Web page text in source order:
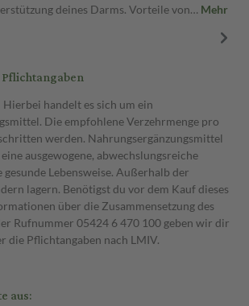
deines Darms. Vorteile von… Mehr
handelt es sich um ein
Die empfohlene Verzehrmenge pro
werden. Nahrungsergänzungsmittel
ausgewogene, abwechslungsreiche
Lebensweise. Außerhalb der
lagern. Benötigst du vor dem Kauf dieses
über die Zusammensetzung des
Rufnummer 05424 6 470 100 geben wir dir
die Pflichtangaben nach LMIV.
aus: